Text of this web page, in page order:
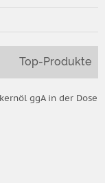
Top-Produkte
ggA in der Dose